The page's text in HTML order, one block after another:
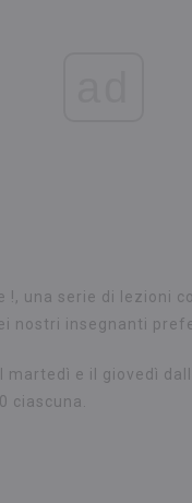
!, una serie di lezioni
nostri insegnanti
martedì e il giovedì
ciascuna.